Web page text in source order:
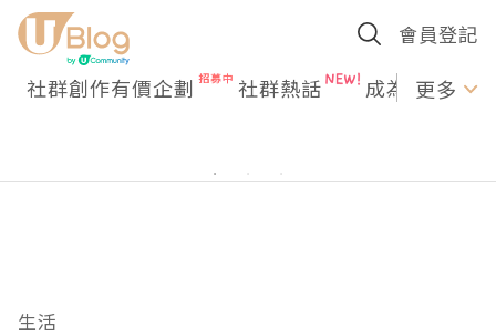
會員登記
社群創作有價企劃 社群熱話 成為U更多
生活